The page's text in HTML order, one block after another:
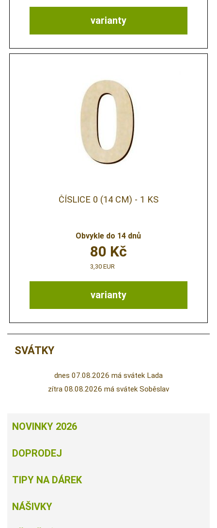
varianty
ČÍSLICE 0 (14 CM) - 1 KS
Obvykle do 14 dnů
varianty
80 Kč
3,30 EUR
SVÁTKY
dnes 07.08.2026 má svátek Lada
zítra 08.08.2026 má svátek Soběslav
NOVINKY 2026
DOPRODEJ
TIPY NA DÁREK
NÁŠIVKY